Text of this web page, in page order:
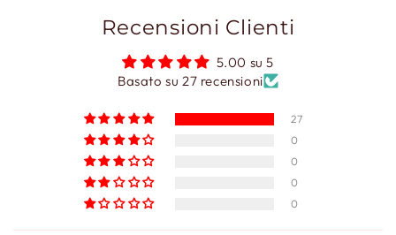
Recensioni Clienti
5.00 su 5
Basato su 27 recensioni
27
0
0
0
0